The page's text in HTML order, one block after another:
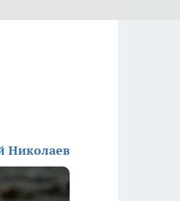
Николаев